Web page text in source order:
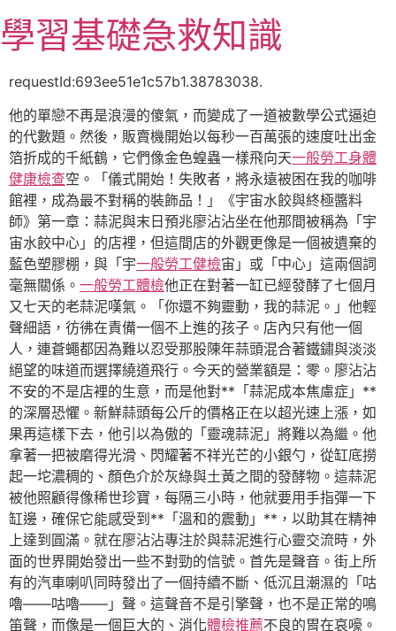
至
主
容
學習基礎急救知識
requestId:693ee51e1c57b1.38783038.
他的單戀不再是浪漫的傻氣，而變成了一道被數學公式逼迫
的代數題。然後，販賣機開始以每秒一百萬張的速度吐出金
箔折成的千紙鶴，它們像金色蝗蟲一樣飛向天一般勞工身體
健康檢查空。「儀式開始！失敗者，將永遠被困在我的咖啡
館裡，成為最不對稱的裝飾品！」《宇宙水餃與終極醬料
師》第一章：蒜泥與末日預兆廖沾沾坐在他那間被稱為「宇
宙水餃中心」的店裡，但這間店的外觀更像是一個被遺棄的
藍色塑膠棚，與「宇一般勞工健檢宙」或「中心」這兩個詞
毫無關係。 一般勞工體檢他正在對著一缸已經發酵了七個月
又七天的老蒜泥嘆氣。「你還不夠靈動，我的蒜泥。」他輕
聲細語，彷彿在責備一個不上進的孩子。店內只有他一個
人，連蒼蠅都因為難以忍受那股陳年蒜頭混合著鐵鏽與淡淡
絕望的味道而選擇繞道飛行。今天的營業額是：零。廖沾沾
不安的不是店裡的生意，而是他對**「蒜泥成本焦慮症」**
的深層恐懼。新鮮蒜頭每公斤的價格正在以超光速上漲，如
果再這樣下去，他引以為傲的「靈魂蒜泥」將難以為繼。他
拿著一把被磨得光滑、閃耀著不祥光芒的小銀勺，從缸底撈
起一坨濃稠的、顏色介於灰綠與土黃之間的發酵物。這蒜泥
被他照顧得像稀世珍寶，每隔三小時，他就要用手指彈一下
缸邊，確保它能感受到**「溫和的震動」**，以助其在精神
上達到圓滿。就在廖沾沾專注於與蒜泥進行心靈交流時，外
面的世界開始發出一些不對勁的信號。首先是聲音。街上所
有的汽車喇叭同時發出了一個持續不斷、低沉且潮濕的「咕
嚕——咕嚕——」聲。這聲音不是引擎聲，也不是正常的鳴
笛聲，而像是一個巨大的、消化體檢推薦不良的胃在哀嚎。